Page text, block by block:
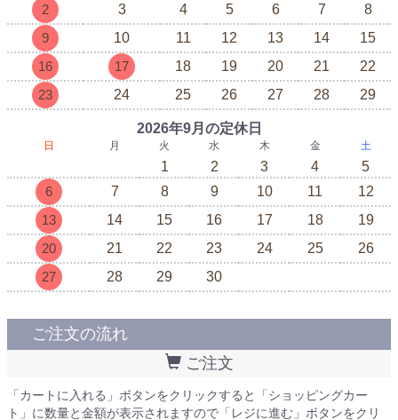
2
3 4 5 6 7
8
9
10 11 12 13 14
15
16
17 18 19 20 21
22
23
24 25 26 27 28 29
2026年9月の定休日
日 月 火 水 木 金 土
1 2 3 4
5
6
7 8 9 10 11
12
13
14 15 16 17 18
19
20
21 22 23 24 25
26
27
28 29 30
ご注文の流れ
ご注文
「カートに入れる」ボタンをクリックすると「ショッピングカー
ト」に数量と金額が表示されますので「レジに進む」ボタンをクリ